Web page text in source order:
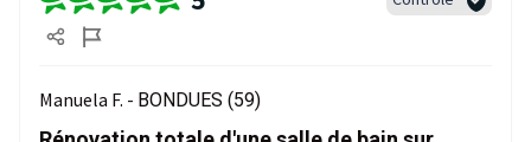
Manuela F. - BONDUES (59)